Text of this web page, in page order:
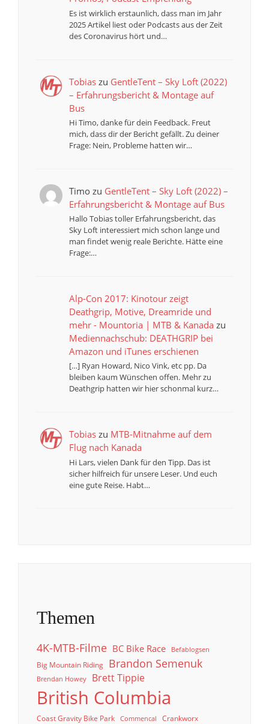
Es ist wirklich erstaunlich, dass man im Jahr
2025 Artikel liest oder Podcasts aus der Zeit
des Coronavirus hört und…
Tobiaszu GentleTent – Sky Loft (2022)
– Erfahrungsbericht & Montage auf
Bus
Hi Timo, danke für dein Feedback. Freut
mich, dass dir der Bericht gefällt. Zu deiner
Frage: Nein, Probleme hatten wir…
Timozu GentleTent – Sky Loft (2022) –
Erfahrungsbericht & Montage auf Bus
Hallo Tobias toller Erfahrungsbericht, das
Sky Loft interessiert mich schon lange und
man findet wenig reale Berichte. Hätte eine
Frage:…
Alp-Con 2017: Kinotour zeigt
Deathgrip, Motive, Dreamride und
mehr - Mountoria | MTB & Kanadazu
Mediennachschub: DEATHGRIP bei
Amazon und iTunes erschienen
[…] Ryan Howard, Nico Vink, etc pp. Da
bleiben kaum Wünschen offen. Mehr zu
Deathgrip hatten wir hier schonmal kurz…
Tobiaszu MTB-Mitnahme auf dem
Flug nach Kanada
Hi Lars, vielen Dank für den Tipp. Das ist
sicher hilfreich für unsere Leser. Und euch
eine gute Reise. Habt…
Themen
4K-MTB-Filme BC Bike Race Befablogsen
Big Mountain Riding Brandon Semenuk
Brendan Howey Brett Tippie
British Columbia
Coast Gravity Bike Park Commencal Crankworx